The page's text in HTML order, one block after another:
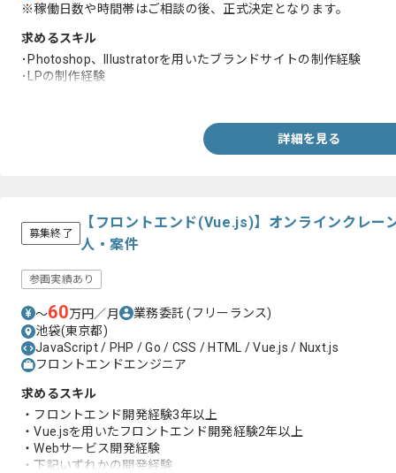
※稼働日数や時間帯はご相談の後、正式決定となります。
求めるスキル
･Photoshop、Illustratorを用いたブランドサイトの制作経験
･LPの制作経験
詳細を見る
募集終了
【フロントエンド(Vue.js)】オンラインクレー
人・案件
参画実績あり
〜60万円／月 業務委託(フリーランス)
池袋(東京都)
JavaScript / PHP / Go / CSS / HTML / Vue.js / Nuxt.js
フロントエンドエンジニア
求めるスキル
・フロントエンド開発経験3年以上
・Vue.jsを用いたフロントエンド開発経験2年以上
・Webサービス開発経験
・下記いずれかの開発経験